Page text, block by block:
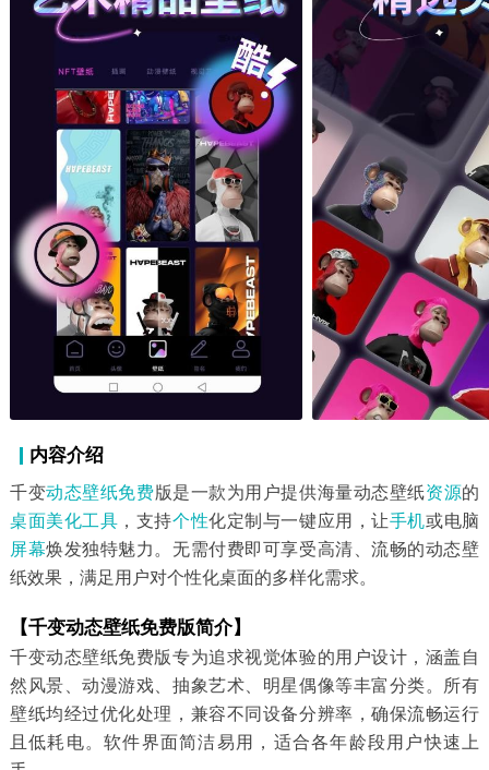
内容介绍
千变动态壁纸免费版是一款为用户提供海量动态壁纸资源的
桌面美化工具 ，支持个性化定制与一键应用，让手机或电脑
屏幕焕发独特魅力。无需付费即可享受高清、流畅的动态壁
纸效果，满足用户对个性化桌面的多样化需求。
【千变动态壁纸免费版简介】
千变动态壁纸免费版专为追求视觉体验的用户设计，涵盖自
然风景、动漫游戏、抽象艺术、明星偶像等丰富分类。所有
壁纸均经过优化处理，兼容不同设备分辨率，确保流畅运行
且低耗电。软件界面简洁易用，适合各年龄段用户快速上